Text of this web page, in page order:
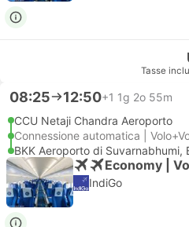
Tasse
08:25 12:50+1 1g 2o 55m
CCU Netaji Chandra Aeroporto
Connessione automatica |
BKK Aeroporto di Suvarnabhumi,
Economy |
IndiGo